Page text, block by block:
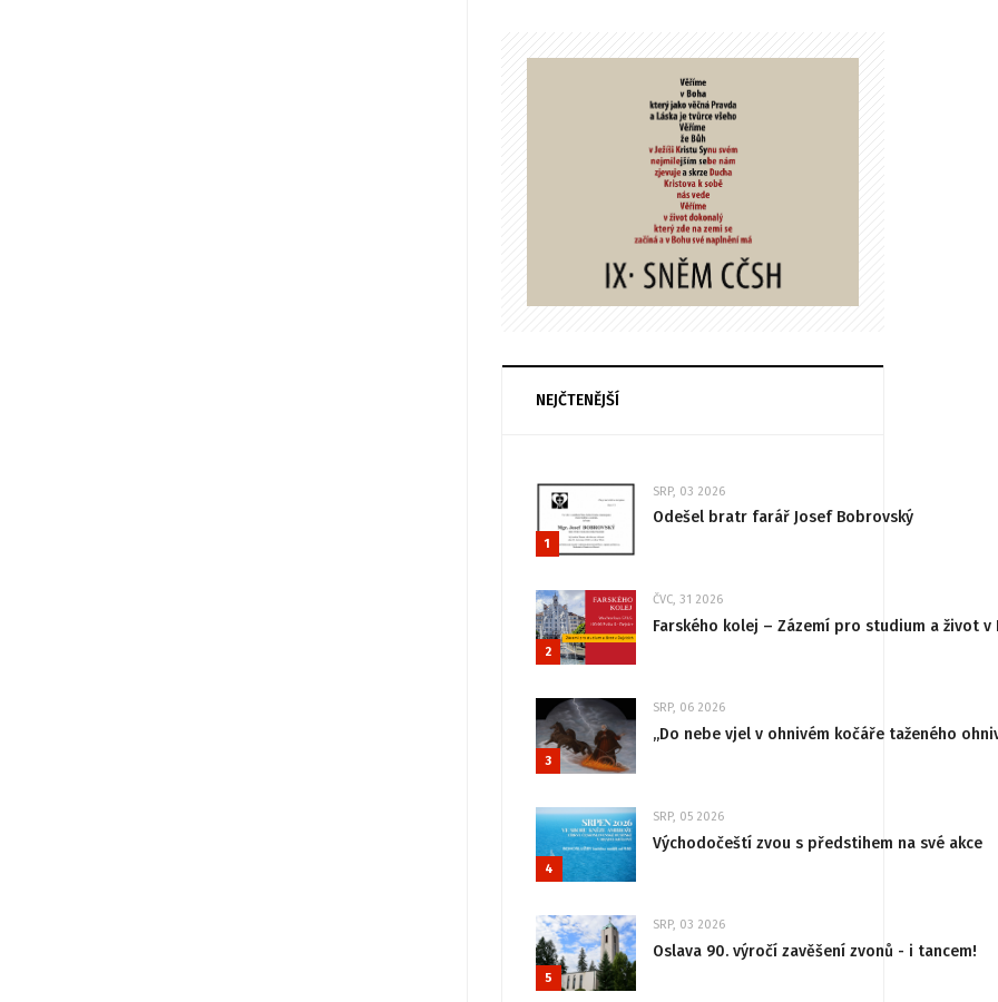
NEJČTENĚJŠÍ
1
SRP, 03 2026
Odešel bratr farář Josef Bobrovský
2
ČVC, 31 2026
Farského kolej – Zázemí pro studium a život v
3
SRP, 06 2026
„Do nebe vjel v ohnivém kočáře taženého
4
SRP, 05 2026
Východočeští zvou s předstihem na své akce
5
SRP, 03 2026
Oslava 90. výročí zavěšení zvonů - i tancem!